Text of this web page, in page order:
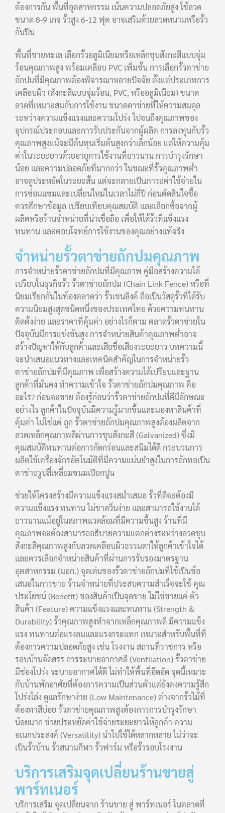
ต้องการกัน พื้นที่อุตสาหกรรม เน้นความปลอดภัยสูง ใช้ลวด
ขนาด 8-9 เกจ รั้วสูง 6-12 ฟุต อาจเสริมด้วยลวดหนามหรือรั้ว
กันปีน
พื้นที่ชายทะเล เลือกรั้วอลูมิเนียมหรือเหล็กชุบสังกะสีแบบจุ่ม
ร้อนคุณภาพสูง พร้อมเคลือบ PVC เพิ่มชั้น การเลือกรั้วตาข่าย
ถักปมที่มีคุณภาพต้องพิจารณาหลายปัจจัย ตั้งแต่ประเภทการ
เคลือบผิว (สังกะสีแบบจุ่มร้อน, PVC, หรืออลูมิเนียม) ขนาด
ลวดที่เหมาะสมกับการใช้งาน ขนาดตาข่ายที่ให้ความสมดุล
ระหว่างความแข็งแรงและความโปร่ง ไปจนถึงคุณภาพของ
อุปกรณ์ประกอบและการรับประกันจากผู้ผลิต การลงทุนกับรั้ว
คุณภาพสูงแม้จะมีต้นทุนเริ่มต้นสูงกว่าเล็กน้อย แต่ให้ความคุ้ม
ค่าในระยะยาวด้วยอายุการใช้งานที่ยาวนาน การบำรุงรักษา
น้อย และความปลอดภัยที่มากกว่า ในขณะที่รั้วคุณภาพต่ำ
อาจดูประหยัดในระยะสั้น แต่จะกลายเป็นภาระค่าใช้จ่ายใน
การซ่อมแซมและเปลี่ยนใหม่ในเวลาไม่กี่ปี ก่อนตัดสินใจซื้อ
ควรศึกษาข้อมูล เปรียบเทียบคุณสมบัติ และเลือกซื้อจากผู้
ผลิตหรือร้านจำหน่ายที่น่าเชื่อถือ เพื่อให้ได้รั้วที่แข็งแรง
ทนทาน และตอบโจทย์การใช้งานของคุณอย่างแท้จริง
จำหน่ายรั้วตาข่ายถักปมคุณภาพ
การจำหน่ายรั้วตาข่ายถักปมที่มีคุณภาพ คู่มือสร้างความได้
เปรียบในธุรกิจรั้ว รั้วตาข่ายถักปม (Chain Link Fence) หรือที่
นิยมเรียกกันในท้องตลาดว่า รั้วเชนลิงค์ ถือเป็นวัสดุรั้วที่ได้รับ
ความนิยมสูงสุดชนิดหนึ่งของประเทศไทย ด้วยความทนทาน
ติดตั้งง่าย และราคาที่คุ้มค่า อย่างไรก็ตาม ตลาดรั้วตาข่ายใน
ปัจจุบันมีการแข่งขันสูง การจำหน่ายสินค้าคุณภาพต่ำอาจ
สร้างปัญหาให้กับลูกค้าและเสียชื่อเสียงระยะยาว บทความนี้
จะนำเสนอแนวทางและเทคนิคสำคัญในการจำหน่ายรั้ว
ตาข่ายถักปมที่มีคุณภาพ เพื่อสร้างความได้เปรียบและฐาน
ลูกค้าที่มั่นคง ทำความเข้าใจ รั้วตาข่ายถักปมคุณภาพ คือ
อะไร? ก่อนจะขาย ต้องรู้ก่อนว่ารั้วตาข่ายถักปมที่ดีมีลักษณะ
อย่างไร ลูกค้าในปัจจุบันมีความรู้มากขึ้นและมองหาสินค้าที่
คุ้มค่า ไม่ใช่แค่ ถูก รั้วตาข่ายถักปมคุณภาพสูงต้องผลิตจาก
ลวดเหล็กคุณภาพดีผ่านการชุบสังกะสี (Galvanized) ซึ่งมี
คุณสมบัติทนทานต่อการกัดกร่อนและสนิมได้ดี กระบวนการ
ผลิตใช้เครื่องจักรอัตโนมัติที่มีความแม่นยำสูงในการถักทอเป็น
ตาข่ายรูปสี่เหลี่ยมขนมเปียกปูน
ช่วยให้โครงสร้างมีความแข็งแรงสม่ำเสมอ รั้วที่ดีจะต้องมี
ความแข็งแรง ทนทาน ไม่ขาดวิ่นง่าย และสามารถใช้งานได้
ยาวนานแม้อยู่ในสภาพแวดล้อมที่มีความชื้นสูง ร้านที่มี
คุณภาพจะต้องสามารถอธิบายความแตกต่างระหว่างลวดชุบ
สังกะสีคุณภาพสูงกับลวดเคลือบผิวธรรมดาให้ลูกค้าเข้าใจได้
และควรเลือกจำหน่ายสินค้าที่ผ่านการรับรองมาตรฐาน
อุตสาหกรรม (มอก.) จุดเด่นของรั้วตาข่ายถักปมที่ใช้เป็นข้อ
เสนอในการขาย ร้านจำหน่ายที่ประสบความสำเร็จจะใช้ คุณ
ประโยชน์ (Benefit) ของสินค้าเป็นจุดขาย ไม่ใช่ขายแค่ ตัว
สินค้า (Feature) ความแข็งแรงและทนทาน (Strength &
Durability) รั้วคุณภาพสูงทำจากเหล็กคุณภาพดี มีความแข็ง
แรง ทนทานต่อแรงลมและแรงกระแทก เหมาะสำหรับพื้นที่ที่
ต้องการความปลอดภัยสูง เช่น โรงงาน สถานที่ราชการ หรือ
รอบบ้านจัดสรร การระบายอากาศดี (Ventilation) รั้วตาข่าย
มีช่องโปร่ง ระบายอากาศได้ดี ไม่ทำให้พื้นที่อึดอัด จุดนี้เหมาะ
กับบ้านพักอาศัยที่ต้องการความเป็นส่วนตัวแต่ยังคงความรู้สึก
โปร่งโล่ง ดูแลรักษาง่าย (Low Maintenance) ต่างจากรั้วไม้ที่
ต้องทาสีบ่อย รั้วตาข่ายคุณภาพสูงต้องการการบำรุงรักษา
น้อยมาก ช่วยประหยัดค่าใช้จ่ายระยะยาวให้ลูกค้า ความ
อเนกประสงค์ (Versatility) นำไปใช้ได้หลากหลาย ไม่ว่าจะ
เป็นรั้วบ้าน รั้วสนามกีฬา รั้วฟาร์ม หรือรั้วรอบโรงงาน
บริการเสริมจุดเปลี่ยนร้านขายสู่
พาร์ทเนอร์
บริการเสริม จุดเปลี่ยนจาก ร้านขาย สู่ พาร์ทเนอร์ ในตลาดที่